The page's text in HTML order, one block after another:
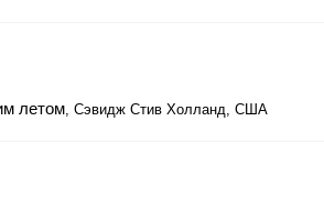
летом, Сэвидж Стив Холланд, США